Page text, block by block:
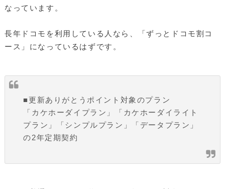
なっています。
長年ドコモを利用している人なら、「ずっとドコモ割コ
ース」になっているはずです。
■更新ありがとうポイント対象のプラン
「カケホーダイプラン」「カケホーダイライト
プラン」「シンプルプラン」「データプラン」
の2年定期契約